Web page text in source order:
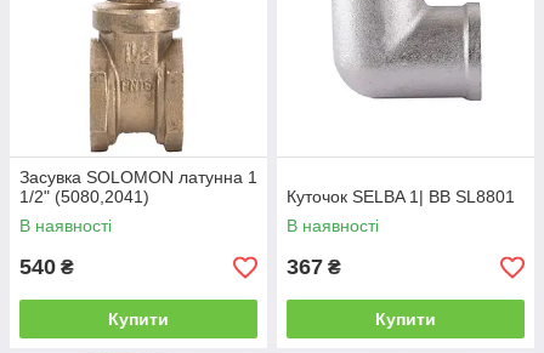
Засувка SOLOMON латунна 1
1/2" (5080,2041)
В наявності
540 ₴
Купити
Куточок SELBA 1| ВВ SL8801
В наявності
367 ₴
Купити